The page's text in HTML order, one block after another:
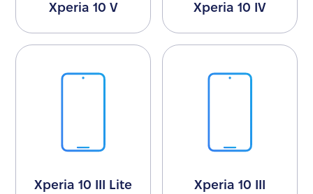
Xperia 10 V Xperia 10 IV
Xperia 10 III Lite Xperia 10 III